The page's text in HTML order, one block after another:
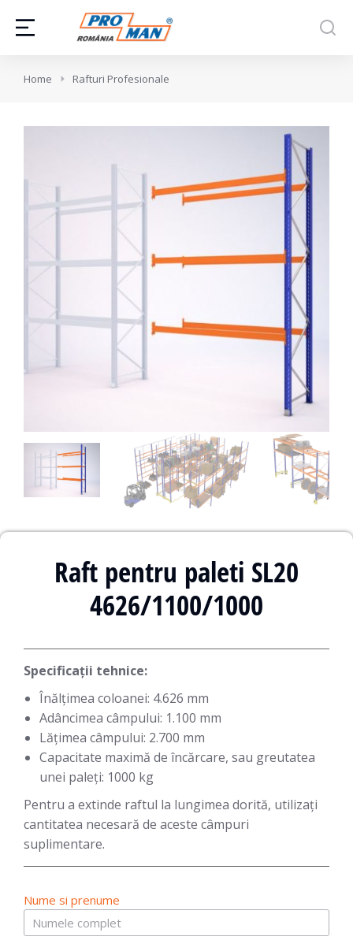
You are here:
Home Rafturi Profesionale
Raft pentru paleti SL20
4626/1100/1000
Specificații tehnice:
Înălțimea coloanei: 4.626 mm
Adâncimea câmpului: 1.100 mm
Lățimea câmpului: 2.700 mm
Capacitate maximă de încărcare, sau greutatea
unei paleți: 1000 kg
Pentru a extinde raftul la lungimea dorită, utilizați
cantitatea necesară de aceste câmpuri
suplimentare.
Nume si prenume